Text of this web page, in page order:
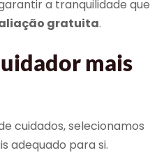
a tranquilidade que
gratuita.
mais
cuidados, selecionamos
adequado para si.